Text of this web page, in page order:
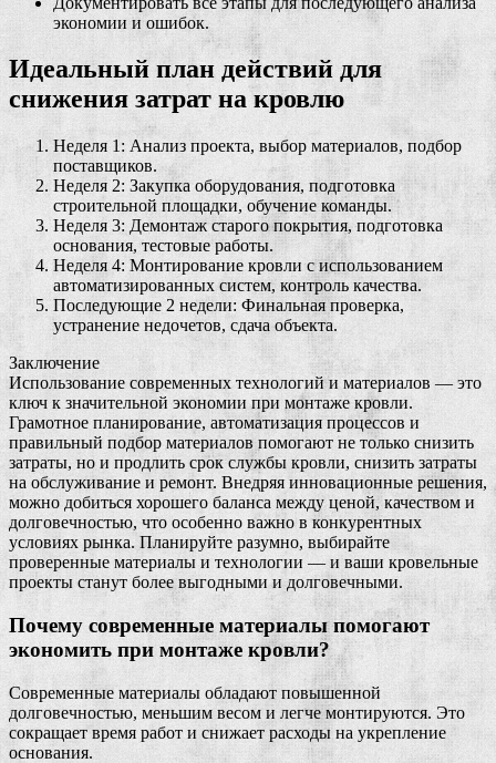
экономии и ошибок.
Идеальный план действий для
снижения затрат на кровлю
Неделя 1: Анализ проекта, выбор материалов, подбор
поставщиков.
Неделя 2: Закупка оборудования, подготовка
строительной площадки, обучение команды.
Неделя 3: Демонтаж старого покрытия, подготовка
основания, тестовые работы.
Неделя 4: Монтирование кровли с использованием
автоматизированных систем, контроль качества.
Последующие 2 недели: Финальная проверка,
устранение недочетов, сдача объекта.
Заключение
Использование современных технологий и материалов — это
ключ к значительной экономии при монтаже кровли.
Грамотное планирование, автоматизация процессов и
правильный подбор материалов помогают не только снизить
затраты, но и продлить срок службы кровли, снизить затраты
на обслуживание и ремонт. Внедряя инновационные решения,
можно добиться хорошего баланса между ценой, качеством и
долговечностью, что особенно важно в конкурентных
условиях рынка. Планируйте разумно, выбирайте
проверенные материалы и технологии — и ваши кровельные
проекты станут более выгодными и долговечными.
Почему современные материалы помогают
экономить при монтаже кровли?
Современные материалы обладают повышенной
долговечностью, меньшим весом и легче монтируются. Это
сокращает время работ и снижает расходы на укрепление
основания.